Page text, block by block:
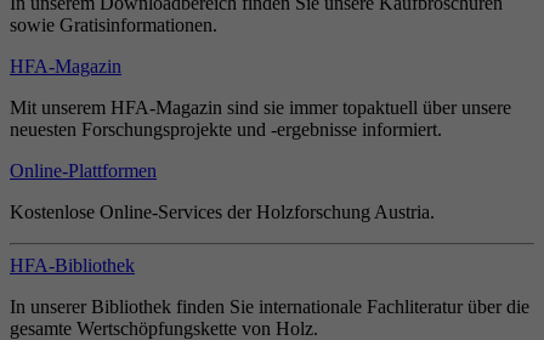
sowie Gratisinformationen.
HFA-Magazin
Mit unserem HFA-Magazin sind sie immer topaktuell über unsere
neuesten Forschungsprojekte und -ergebnisse informiert.
Online-Plattformen
Kostenlose Online-Services der Holzforschung Austria.
HFA-Bibliothek
In unserer Bibliothek finden Sie internationale Fachliteratur über die
gesamte Wertschöpfungskette von Holz.